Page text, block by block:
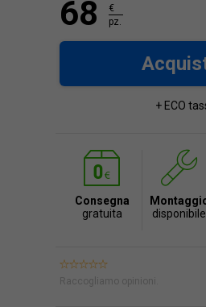
68
€
pz.
+ ECO
Consegna
gratuita
disponibile
Raccogliamo opinioni.